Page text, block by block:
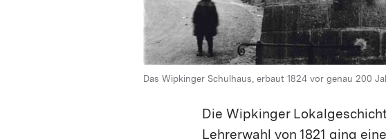
Das Wipkinger Schulhaus, erbaut 1824 vor genau 200
Die Wipkinger
Lehrerwahl von 1821 ging